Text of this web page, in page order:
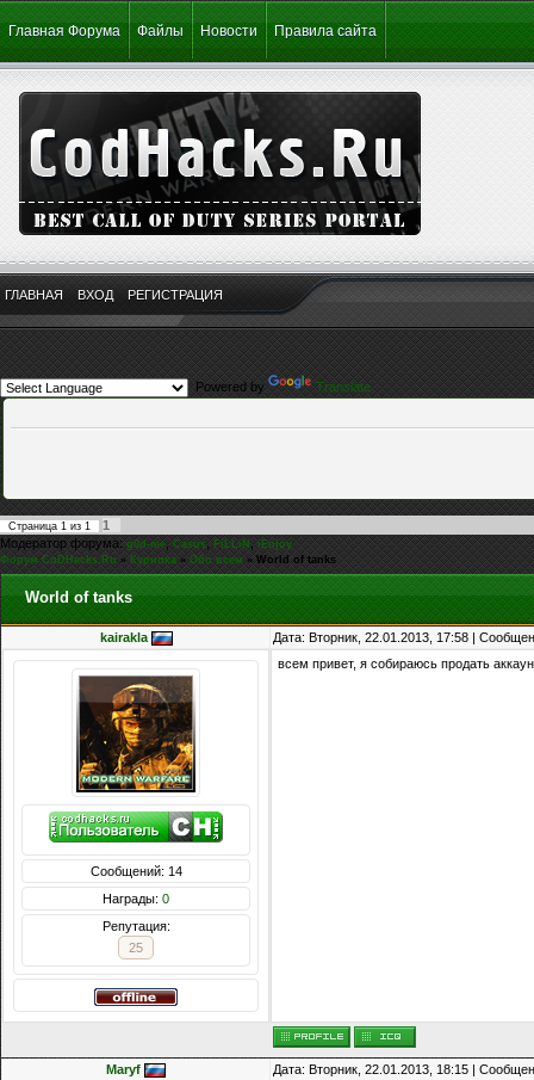
Главная Форума Файлы Новости Правила сайта
ГЛАВНАЯ ВХОД РЕГИСТРАЦИЯ
Powered by Translate
Страница 1 из 1
1
Модератор форума:g0d-me,Casus, FiLLiN,iEnjoy
Форум CoDHacks.Ru » Курилка » Обо всем » World of tanks
World of tanks
kairakla Дата: Вторник, 22.01.2013, 17:58 |
Сообщений: 14
Награды: 0
Репутация:
25
всем привет, я собираюсь продать
Maryf Дата: Вторник, 22.01.2013, 18:15 |